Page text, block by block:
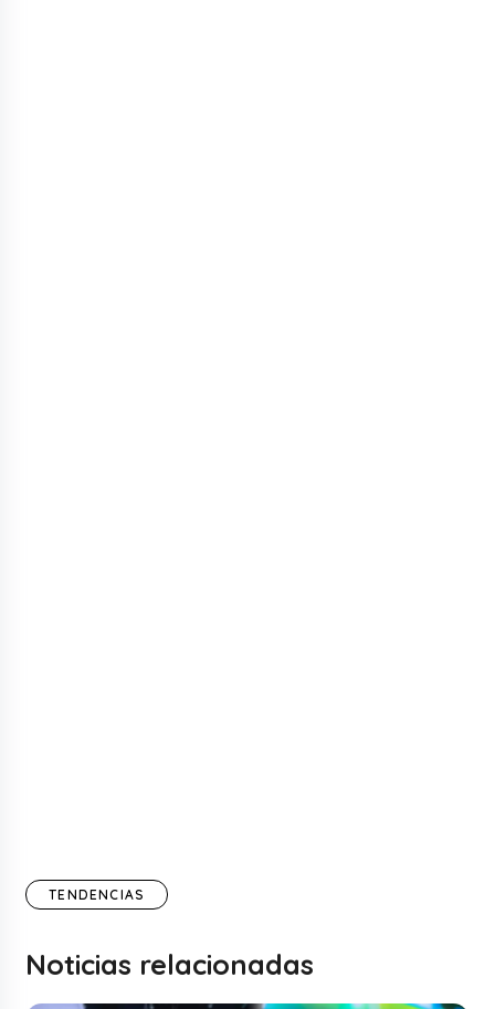
TENDENCIAS
Noticias relacionadas